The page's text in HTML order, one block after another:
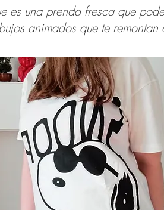
es una prenda fresca que
animados que te remontan